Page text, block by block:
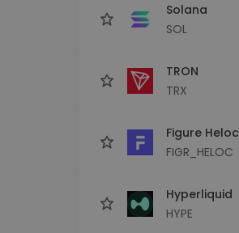
Solana
SOL
TRON
TRX
Figure Heloc
FIGR_HELOC
Hyperliquid
HYPE